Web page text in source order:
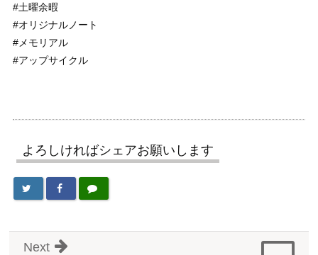
#土曜余暇
#オリジナルノート
#メモリアル
#アップサイクル
よろしければシェアお願いします
Next